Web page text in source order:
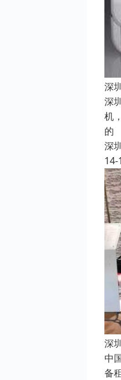
深
深
机
的
深
14-
深
中
备